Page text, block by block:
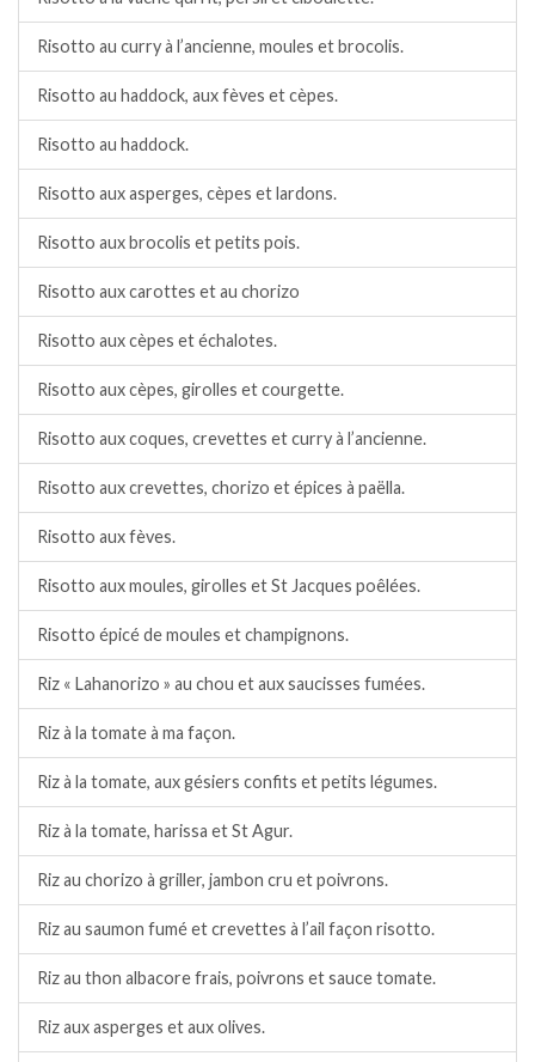
Risotto au curry à l’ancienne, moules et brocolis.
Risotto au haddock, aux fèves et cèpes.
Risotto au haddock.
Risotto aux asperges, cèpes et lardons.
Risotto aux brocolis et petits pois.
Risotto aux carottes et au chorizo
Risotto aux cèpes et échalotes.
Risotto aux cèpes, girolles et courgette.
Risotto aux coques, crevettes et curry à l’ancienne.
Risotto aux crevettes, chorizo et épices à paëlla.
Risotto aux fèves.
Risotto aux moules, girolles et St Jacques poêlées.
Risotto épicé de moules et champignons.
Riz « Lahanorizo » au chou et aux saucisses fumées.
Riz à la tomate à ma façon.
Riz à la tomate, aux gésiers confits et petits légumes.
Riz à la tomate, harissa et St Agur.
Riz au chorizo à griller, jambon cru et poivrons.
Riz au saumon fumé et crevettes à l’ail façon risotto.
Riz au thon albacore frais, poivrons et sauce tomate.
Riz aux asperges et aux olives.